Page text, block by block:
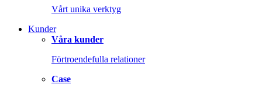
Vårt unika verktyg
Kunder
Våra kunder
Förtroendefulla relationer
Case